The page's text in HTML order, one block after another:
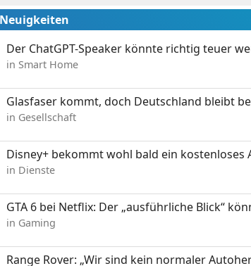
Der ChatGPT-Speaker könnte richtig teuer
in Smart Home
Glasfaser kommt, doch Deutschland bleibt
in Gesellschaft
Disney+ bekommt wohl bald ein kostenloses
in Dienste
GTA 6 bei Netflix: Der „ausführliche Blick“
in Gaming
Range Rover: „Wir sind kein normaler